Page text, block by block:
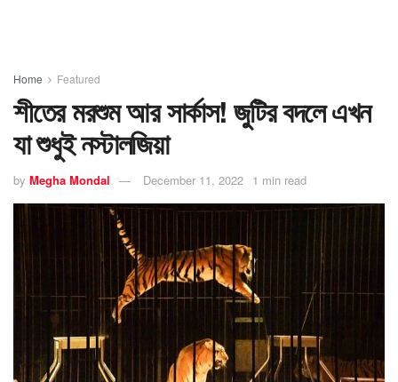
Home Featured
শীতের মরশুম আর সার্কাস! জুটির বদলে এখন
যা শুধুই নস্টালজিয়া
by Megha Mondal December 11, 2022 1 min read